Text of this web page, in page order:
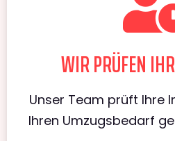
WIR PRÜFEN
Unser Team prüft Ihre
Ihren Umzugsbedarf